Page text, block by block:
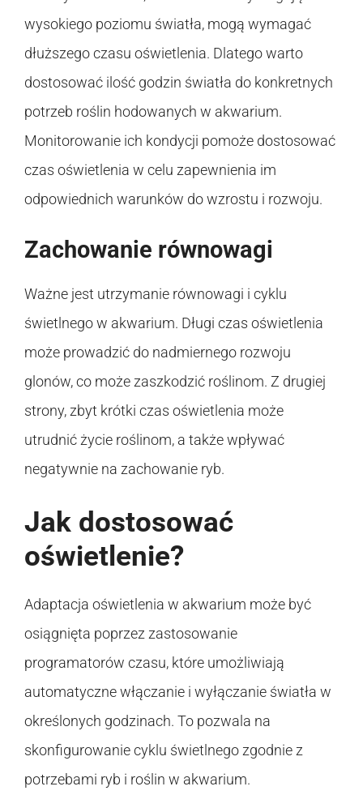
wysokiego poziomu światła, mogą wymagać
dłuższego czasu oświetlenia. Dlatego warto
dostosować ilość godzin światła do konkretnych
potrzeb roślin hodowanych w akwarium.
Monitorowanie ich kondycji pomoże dostosować
czas oświetlenia w celu zapewnienia im
odpowiednich warunków do wzrostu i rozwoju.
Zachowanie równowagi
Ważne jest utrzymanie równowagi i cyklu
świetlnego w akwarium. Długi czas oświetlenia
może prowadzić do nadmiernego rozwoju
glonów, co może zaszkodzić roślinom. Z drugiej
strony, zbyt krótki czas oświetlenia może
utrudnić życie roślinom, a także wpływać
negatywnie na zachowanie ryb.
Jak dostosować
oświetlenie?
Adaptacja oświetlenia w akwarium może być
osiągnięta poprzez zastosowanie
programatorów czasu, które umożliwiają
automatyczne włączanie i wyłączanie światła w
określonych godzinach. To pozwala na
skonfigurowanie cyklu świetlnego zgodnie z
potrzebami ryb i roślin w akwarium.